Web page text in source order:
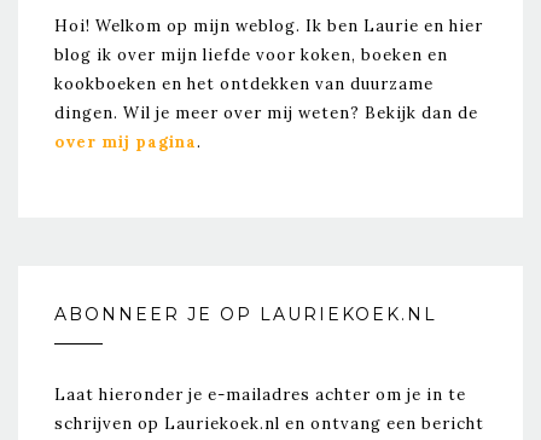
Hoi! Welkom op mijn weblog. Ik ben Laurie en hier
blog ik over mijn liefde voor koken, boeken en
kookboeken en het ontdekken van duurzame
dingen. Wil je meer over mij weten? Bekijk dan de
over mij pagina.
ABONNEER JE OP LAURIEKOEK.NL
Laat hieronder je e-mailadres achter om je in te
schrijven op Lauriekoek.nl en ontvang een bericht